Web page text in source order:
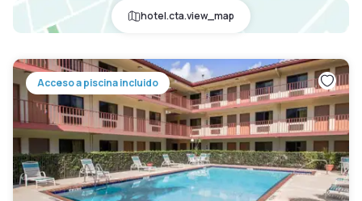
hotel.cta.view_map
Acceso a piscina incluido